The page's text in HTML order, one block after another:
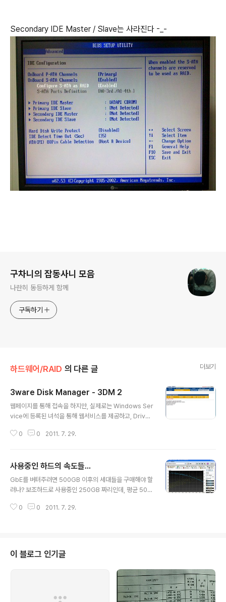
Secondary IDE Master / Slave는 사라진다 -_-
구차니의 잡동사니 모음
나란히 동등하게 함께
구독하기
하드웨어/RAID 의 다른 글 더보기
3ware Disk Manager - 3DM 2
웹페이지를 통해 접속을 하지만, 실제로는 Windows Ser
vice에 등록된 녀석을 통해 웹서비스를 제공하고, Driver
등의 행위는 할 수 없다. 기본 로그인 암호는 administrat
ion - Drive Information Management - Controlle
r Settings Management - Scheduling Managem
ent - Maintenance Monitor - Alarms Monitor - B
0 0 2011. 7. 29.
사용중인 하드의 속도들...
GbE를 버텨주려면 500GB 이후의 세대들을 구매해야 할
려나? 보조하드로 사용중인 250GB 짜리인데, 평균 50M
데 헐.. 시작부터 범상치 않은 WD 500GB 하드 -_- 평균
도는 되어야 전송속도 보다 하드가 빠르니.. 아무튼, 신형
하드들은 160MB~200MB/s 나온다는게 꼭 구라는 아닌
듯 단지 내가 사용하는 하드들이 구형일뿐 ㅠ.ㅠ 2011/0
6/25 - [하드웨어] - HDD 전송속도 --- 2011.07.30 추
0 0 2011. 7. 29.
이 블로그 인기글